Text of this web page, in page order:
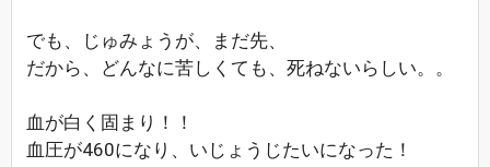
でも、じゅみょうが、まだ先、
だから、どんなに苦しくても、死ねないらしい。。
血が白く固まり！！
血圧が460になり、いじょうじたいになった！